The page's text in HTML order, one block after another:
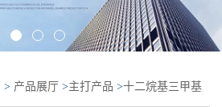
> 产品展厅 >主打产品 >十二烷基三甲基